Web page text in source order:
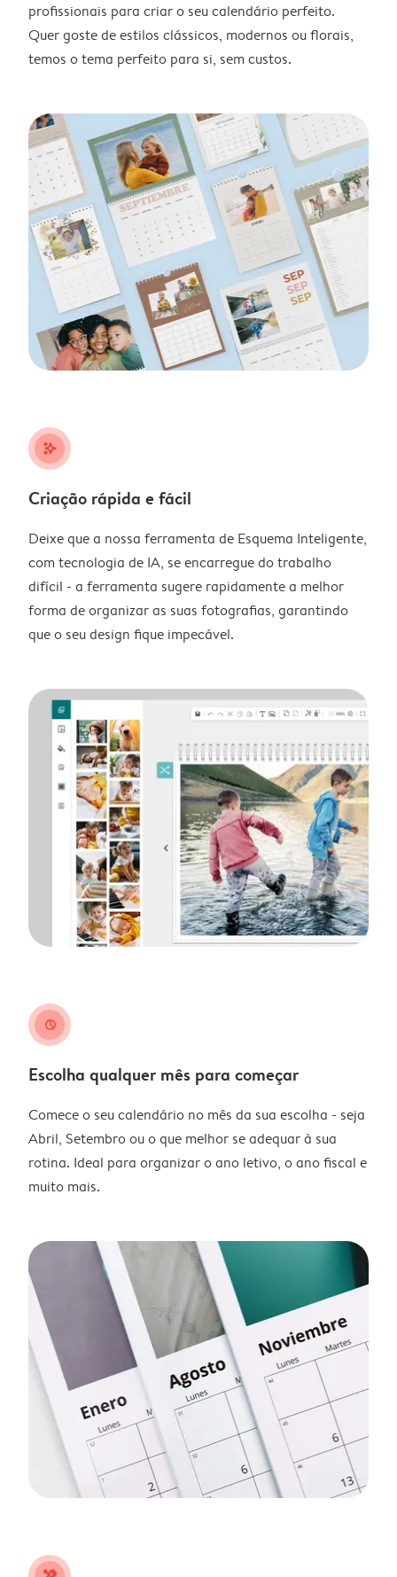
profissionais para criar o seu calendário perfeito.
Quer goste de estilos clássicos, modernos ou florais,
temos o tema perfeito para si, sem custos.
stars_plus
Criação rápida e fácil
Deixe que a nossa ferramenta de Esquema Inteligente,
com tecnologia de IA, se encarregue do trabalho
difícil - a ferramenta sugere rapidamente a melhor
forma de organizar as suas fotografias, garantindo
que o seu design fique impecável.
clock
Escolha qualquer mês para começar
Comece o seu calendário no mês da sua escolha - seja
Abril, Setembro ou o que melhor se adequar à sua
rotina. Ideal para organizar o ano letivo, o ano fiscal e
muito mais.